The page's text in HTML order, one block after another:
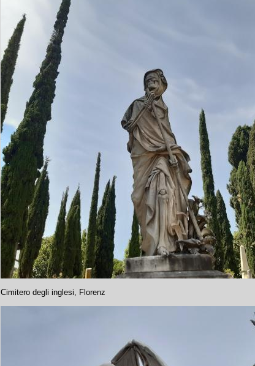
Cimitero degli inglesi, Florenz